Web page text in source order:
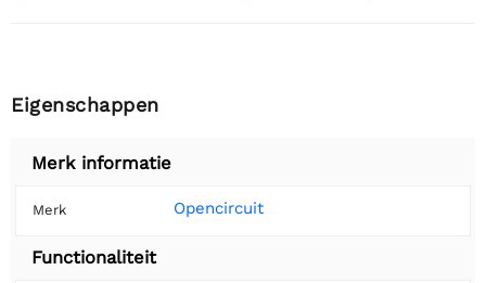
Eigenschappen
Merk informatie
Merk Opencircuit
Functionaliteit